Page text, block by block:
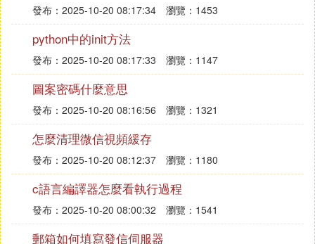
1、首先，在桌面上點擊右鍵，調出創建快捷方式的
對話框。
發布：2025-10-20 08:17:34 瀏覽：1453
python中的init方法
發布：2025-10-20 08:17:33 瀏覽：1147
圖案密碼什麼意思
發布：2025-10-20 08:16:56 瀏覽：1321
怎麼清理微信視頻緩存
發布：2025-10-20 08:12:37 瀏覽：1180
c語言編譯器怎麼看執行過程
發布：2025-10-20 08:00:32 瀏覽：1541
郵箱如何填寫發信伺服器